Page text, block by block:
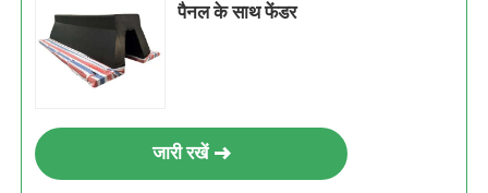
पैनल के साथ फेंडर
जारी रखें